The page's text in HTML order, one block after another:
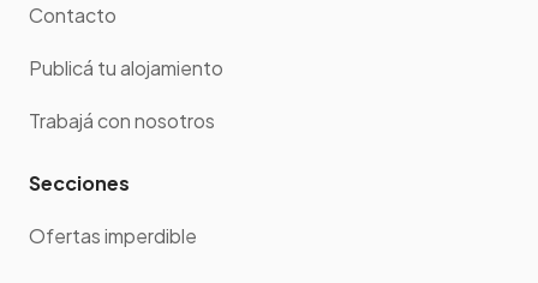
Contacto
Publicá tu alojamiento
Trabajá con nosotros
Secciones
Ofertas imperdible